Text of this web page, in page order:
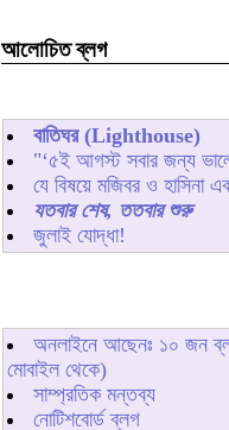
আলোচিত ব্লগ
বাতিঘর (Lighthouse)
"‘৫ই আগস্ট সবার জন্য
যে বিষয়ে মজিবর ও হাসিনা
যতবার শেষ, ততবার শুরু
জুলাই যোদ্ধা!
অনলাইনে আছেনঃ ১০ জন
মোবাইল থেকে)
সাম্প্রতিক মন্তব্য
নোটিশবোর্ড ব্লগ